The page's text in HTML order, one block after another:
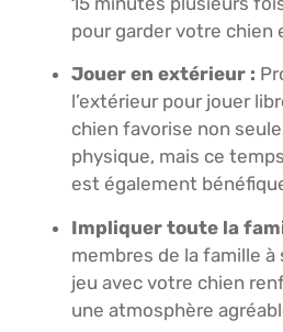
pour garder votre chien
Jouer en extérieur :
l’extérieur pour jouer
chien favorise non
physique, mais ce
est également
Impliquer toute la
membres de la famille à
jeu avec votre chien
une atmosphère